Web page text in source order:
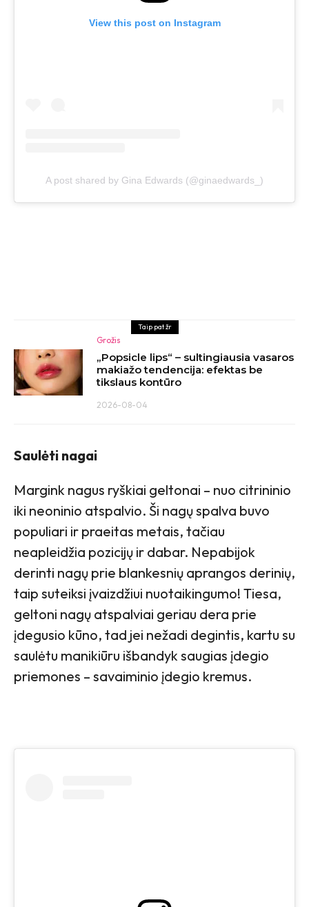
View this post on Instagram
A post shared by Gina Edwards (@ginaedwards_)
Taip pat žr
Grožis
„Popsicle lips“ – sultingiausia vasaros
makiažo tendencija: efektas be
tikslaus kontūro
2026-08-04
Saulėti nagai
Margink nagus ryškiai geltonai – nuo citrininio
iki neoninio atspalvio. Ši nagų spalva buvo
populiari ir praeitas metais, tačiau
neapleidžia pozicijų ir dabar. Nepabijok
derinti nagų prie blankesnių aprangos derinių,
taip suteiksi įvaizdžiui nuotaikingumo! Tiesa,
geltoni nagų atspalviai geriau dera prie
įdegusio kūno, tad jei nežadi degintis, kartu su
saulėtu manikiūru išbandyk saugias įdegio
priemones – savaiminio įdegio kremus.